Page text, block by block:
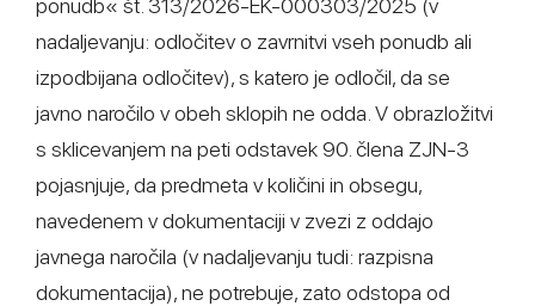
ponudb« št. 313/2026-EK-000303/2025 (v
nadaljevanju: odločitev o zavrnitvi vseh ponudb ali
izpodbijana odločitev), s katero je odločil, da se
javno naročilo v obeh sklopih ne odda. V obrazložitvi
s sklicevanjem na peti odstavek 90. člena ZJN-3
pojasnjuje, da predmeta v količini in obsegu,
navedenem v dokumentaciji v zvezi z oddajo
javnega naročila (v nadaljevanju tudi: razpisna
dokumentacija), ne potrebuje, zato odstopa od